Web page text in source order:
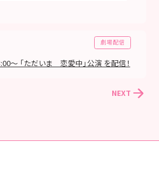
劇場配信
～ 「ただいま 恋愛中」公演 を配信！
NEXT